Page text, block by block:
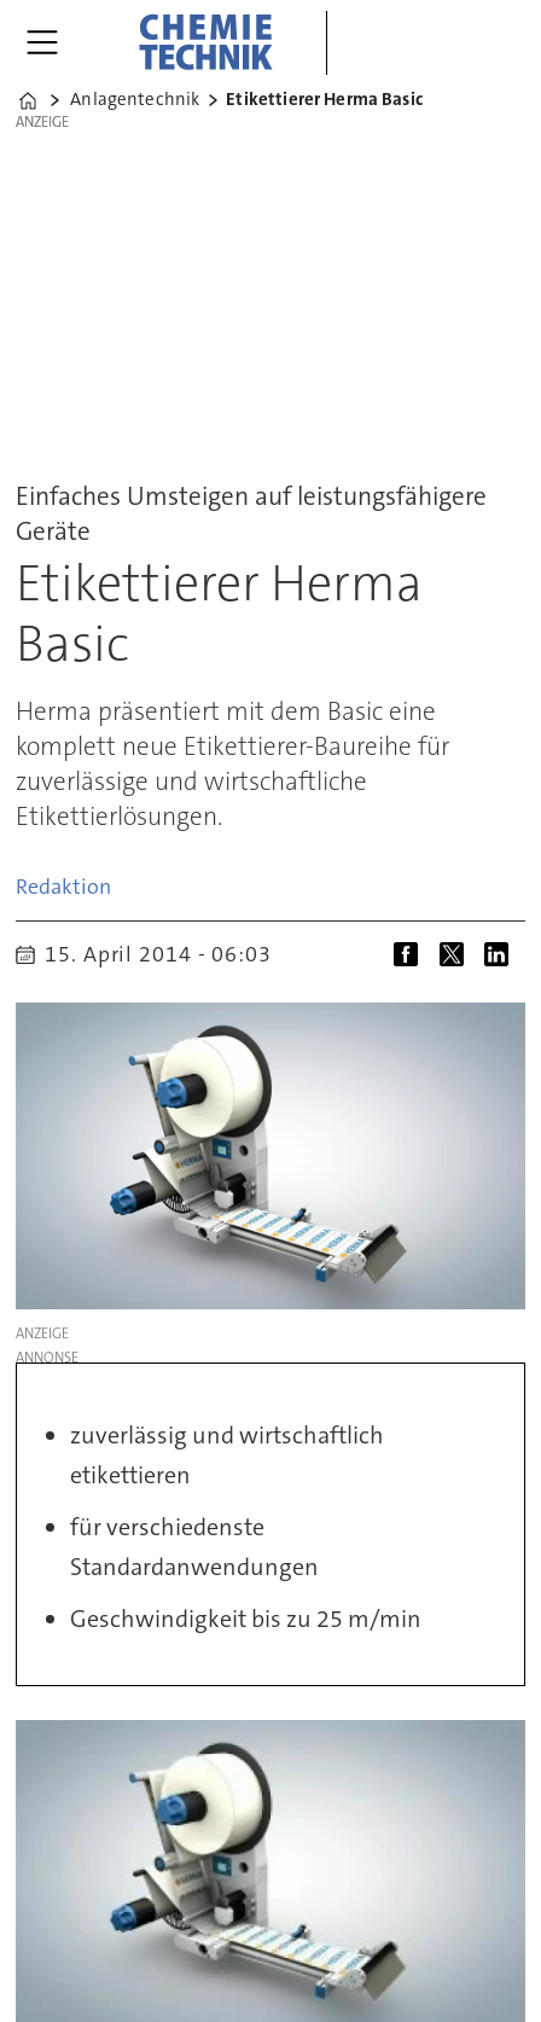
Home
Anlagentechnik Etikettierer Herma Basic
ANZEIGE
ANZEIGE
Einfaches Umsteigen auf leistungsfähigere
Geräte
Etikettierer Herma
Basic
Herma präsentiert mit dem Basic eine
komplett neue Etikettierer-Baureihe für
zuverlässige und wirtschaftliche
Etikettierlösungen.
Redaktion
15. April 2014 - 06:03
ANZEIGE
zuverlässig und wirtschaftlich
etikettieren
für verschiedenste
Standardanwendungen
Geschwindigkeit bis zu 25 m/min